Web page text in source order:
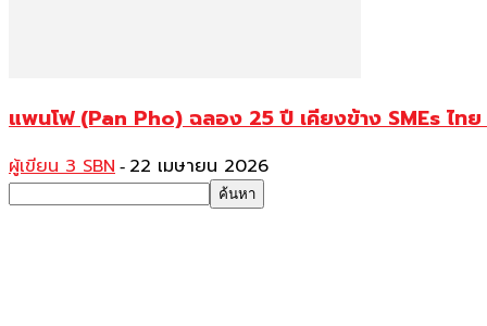
แพนโฟ (Pan Pho) ฉลอง 25 ปี เคียงข้าง SMEs ไทย
ผู้เขียน 3 SBN - 22 เมษายน 2026